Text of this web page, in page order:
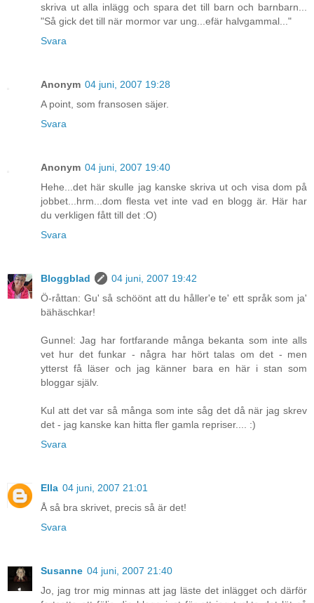
skriva ut alla inlägg och spara det till barn och barnbarn...
"Så gick det till när mormor var ung...efär halvgammal..."
Svara
Anonym 04 juni, 2007 19:28
A point, som fransosen säjer.
Svara
Anonym 04 juni, 2007 19:40
Hehe...det här skulle jag kanske skriva ut och visa dom på
jobbet...hrm...dom flesta vet inte vad en blogg är. Här har
du verkligen fått till det :O)
Svara
Bloggblad
04 juni, 2007 19:42
Ö-råttan: Gu' så schöönt att du håller'e te' ett språk som ja'
bähäschkar!
Gunnel: Jag har fortfarande många bekanta som inte alls
vet hur det funkar - några har hört talas om det - men
ytterst få läser och jag känner bara en här i stan som
bloggar själv.
Kul att det var så många som inte såg det då när jag skrev
det - jag kanske kan hitta fler gamla repriser.... :)
Svara
Ella 04 juni, 2007 21:01
Å så bra skrivet, precis så är det!
Svara
Susanne 04 juni, 2007 21:40
Jo, jag tror mig minnas att jag läste det inlägget och därför